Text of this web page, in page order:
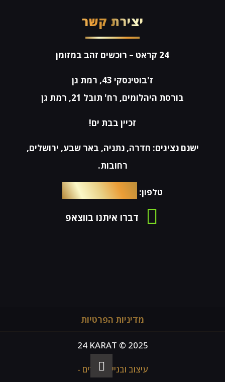
יצירת קשר
24 קראט – רוכשים זהב במזומן
ז'בוטינסקי 43, רמת גן
בורסת היהלומים, רח' תובל 21, רמת גן
זכיין בבת ים!
ישנם נציגים: חדרה, נתניה, באר שבע, ירושלים,
רחובות.
טלפון: 054-4653576
דברו איתנו בווצאפ
מדיניות הפרטיות
24 KARAT © 2025
עיצוב ובניית אתרים -